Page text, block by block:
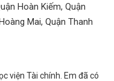
Hoàn Kiếm, Quận
Mai, Quận Thanh
viện Tài chính. Em đã có